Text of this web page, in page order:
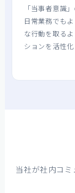
「当事者意識
日常業務でも
な行動を取る
ションを活性
当社が社内コ